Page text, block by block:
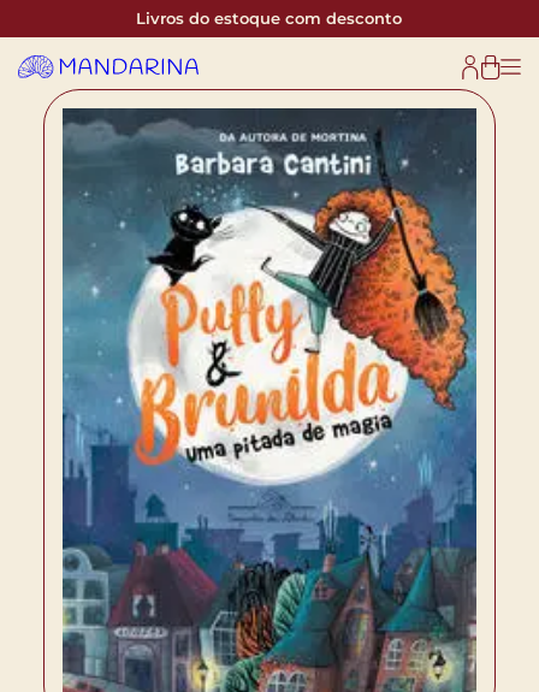
Livros do estoque com desconto